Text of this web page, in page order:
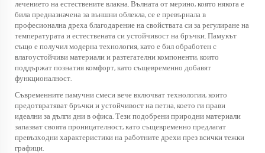
лечението на естествените влакна. Вълната от мерино, която някога е
била предназначена за външни облекла, се е превърнала в
професионална дреха благодарение на свойствата си за регулиране на
температурата и естествената си устойчивост на бръчки. Памукът
също е получил модерна технология, като е бил обработен с
влагоустойчиви материали и разтегателни компоненти, които
поддържат познатия комфорт, като същевременно добавят
функционалност.
Съвременните памучни смеси вече включват технологии, които
предотвратяват бръчки и устойчивост на петна, което ги прави
идеални за дълги дни в офиса. Тези подобрени природни материали
запазват своята проницателност, като същевременно предлагат
превъзходни характеристики на работните дрехи през всички тежки
графици.